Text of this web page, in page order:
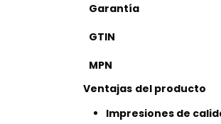
Garantía
GTIN
MPN
Ventajas del producto
Impresiones de